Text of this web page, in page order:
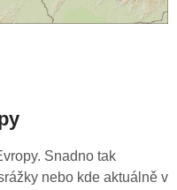
Snadno tak
nebo kde aktuálně v